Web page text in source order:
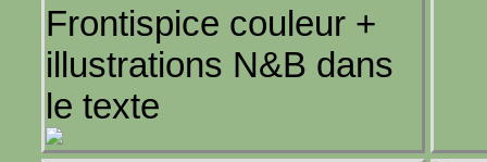
Frontispice couleur +
illustrations N&B dans
le texte